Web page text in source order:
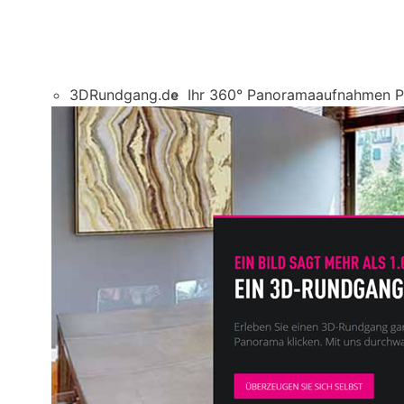
3DRundgang.de Ihr 360° Panoramaaufnahmen